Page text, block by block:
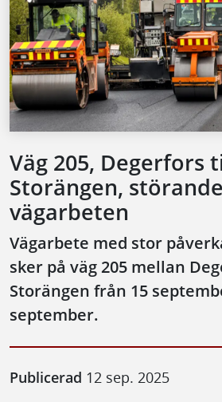
Väg 205, Degerfors
Storängen, störande
vägarbeten
Vägarbete med stor
sker på väg 205 mellan
Storängen från 15
september.
Publicerad 12 sep. 2025